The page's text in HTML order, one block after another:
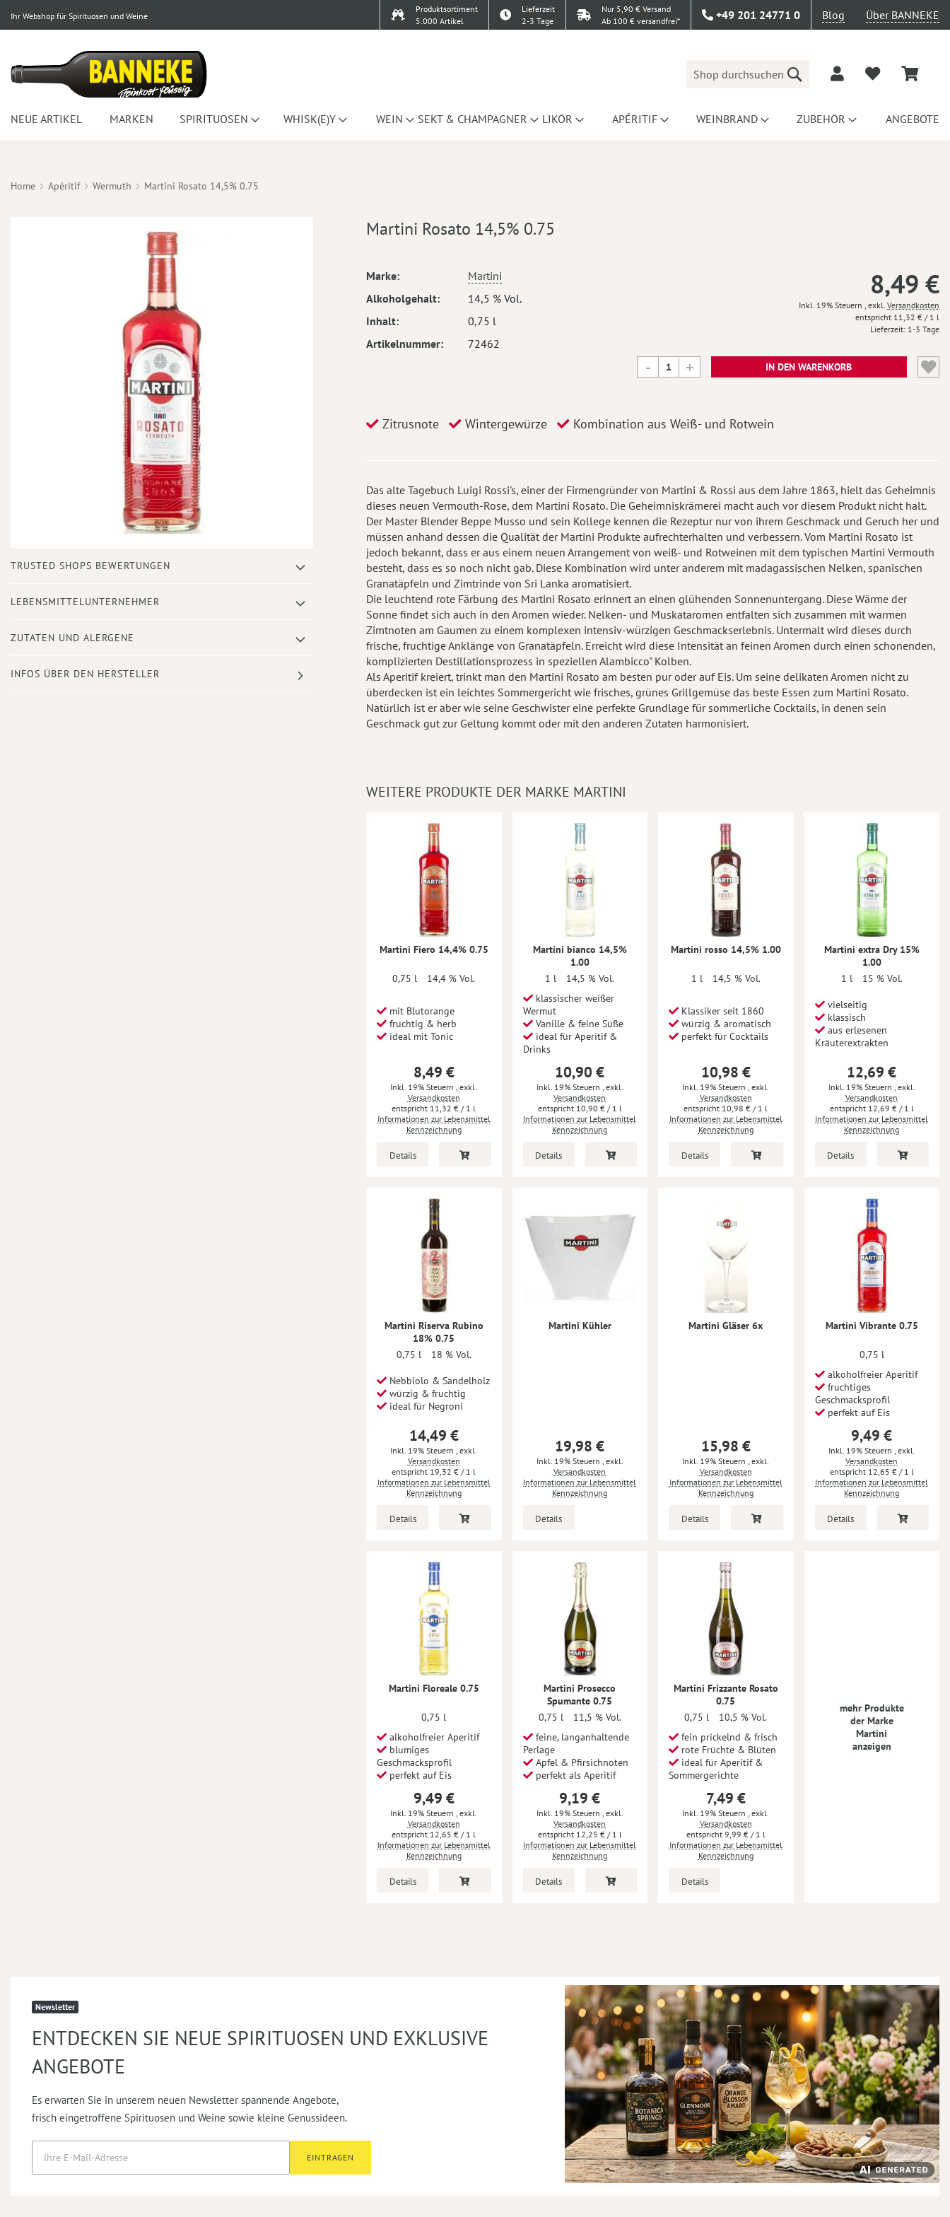
Ihr Webshop für Spirituosen und Weine
Produktsortiment
5.000 Artikel
Lieferzeit
2-3 Tage
Nur 5,90 € Versand
Ab 100 € versandfrei*
+49 201 24771 0 Blog Über BANNEKE
Suche
NEUE ARTIKEL MARKEN SPIRITUOSEN WHISK(E)Y WEIN SEKT & CHAMPAGNER LIKÖR APÉRITIF WEINBRAND ZUBEHÖR ANGEBOTE
Home Apéritif Wermuth Martini Rosato 14,5% 0.75
Anfang
Bildergalerie
TRUSTED SHOPS BEWERTUNGEN
LEBENSMITTELUNTERNEHMER
ZUTATEN UND ALERGENE
INFOS ÜBER DEN HERSTELLER
Martini Rosato 14,5% 0.75
Mehr
Marke
Martini
Alkoholgehalt
14,5 % Vol.
Inhalt
0,75 l
Artikelnummer
72462
8,49 €
Inkl. 19% Steuern , exkl. Versandkosten
11,32 € / 1 l
Lieferzeit 1-3 Tage
IN DEN WARENKORB
Zitrusnote Wintergewürze Kombination aus Weiß- und Rotwein
Das alte Tagebuch Luigi Rossi's, einer der Firmengründer von Martini & Rossi aus dem Jahre 1863, hielt das Geheimnis
dieses neuen Vermouth-Rose, dem Martini Rosato. Die Geheimniskrämerei macht auch vor diesem Produkt nicht halt.
Der Master Blender Beppe Musso und sein Kollege kennen die Rezeptur nur von ihrem Geschmack und Geruch her und
müssen anhand dessen die Qualität der Martini Produkte aufrechterhalten und verbessern. Vom Martini Rosato ist
jedoch bekannt, dass er aus einem neuen Arrangement von weiß- und Rotweinen mit dem typischen Martini Vermouth
besteht, dass es so noch nicht gab. Diese Kombination wird unter anderem mit madagassischen Nelken, spanischen
Granatäpfeln und Zimtrinde von Sri Lanka aromatisiert.
Die leuchtend rote Färbung des Martini Rosato erinnert an einen glühenden Sonnenuntergang. Diese Wärme der
Sonne findet sich auch in den Aromen wieder. Nelken- und Muskataromen entfalten sich zusammen mit warmen
Zimtnoten am Gaumen zu einem komplexen intensiv-würzigen Geschmackserlebnis. Untermalt wird dieses durch
frische, fruchtige Anklänge von Granatäpfeln. Erreicht wird diese Intensität an feinen Aromen durch einen schonenden,
komplizierten Destillationsprozess in speziellen Alambicco" Kolben.
Als Aperitif kreiert, trinkt man den Martini Rosato am besten pur oder auf Eis. Um seine delikaten Aromen nicht zu
überdecken ist ein leichtes Sommergericht wie frisches, grünes Grillgemüse das beste Essen zum Martini Rosato.
Natürlich ist er aber wie seine Geschwister eine perfekte Grundlage für sommerliche Cocktails, in denen sein
Geschmack gut zur Geltung kommt oder mit den anderen Zutaten harmonisiert.
WEITERE PRODUKTE DER MARKE MARTINI
Martini Fiero 14,4% 0.75
0,75 l 14,4 % Vol.
mit Blutorange
fruchtig & herb
ideal mit Tonic
8,49 €
Inkl. 19% Steuern, exkl.
Versandkosten
11,32 € / 1 l
Informationen zur Lebensmittel
Kennzeichnung
Details
Martini bianco 14,5%
1.00
1 l
14,5 % Vol.
klassischer weißer
Wermut
Vanille & feine Süße
ideal für Aperitif &
Drinks
10,90 €
Inkl. 19% Steuern , exkl.
Versandkosten
10,90 €/ 1 l
Informationen zur Lebensmittel
Kennzeichnung
Details
Martini rosso 14,5% 1.00
1 l 14,5 % Vol.
Klassiker seit 1860
würzig & aromatisch
perfekt für Cocktails
10,98 €
Inkl. 19% Steuern, exkl.
Versandkosten
10,98 € / 1 l
Informationen zur Lebensmittel
Kennzeichnung
Details
Martini extra Dry 15%
1.00
1 l
15 % Vol.
vielseitig
klassisch
aus erlesenen
Kräuterextrakten
12,69 €
Inkl. 19% Steuern , exkl.
Versandkosten
12,69 €/ 1 l
Informationen zur Lebensmittel
Kennzeichnung
Details
Martini Riserva Rubino
18% 0.75
0,75 l
18 % Vol.
Nebbiolo & Sandelholz
würzig & fruchtig
ideal für Negroni
14,49 €
Inkl. 19% Steuern
exkl.
Versandkosten
19,32 € / 1 l
Informationen zur Lebensmittel
Kennzeichnung
Details
Martini Kühler
19,98 €
Inkl. 19% Steuern exkl.
Versandkosten
Informationen zur Lebensmittel
Kennzeichnung
Details
Martini Gläser 6x
15,98 €
Inkl. 19% Steuern
exkl.
Versandkosten
Informationen zur Lebensmittel
Kennzeichnung
Details
Martini Vibrante 0.75
0,75 l
alkoholfreier Aperitif
fruchtiges
Geschmacksprofil
perfekt auf Eis
9,49 €
Inkl. 19% Steuern exkl.
Versandkosten
12,65 € / 1 l
Informationen zur Lebensmittel
Kennzeichnung
Details
Martini Floreale 0.75
0,75 l
alkoholfreier Aperitif
blumiges
Geschmacksprofil
perfekt auf Eis
9,49 €
Inkl. 19% Steuern, exkl.
Versandkosten
12,65 € / 1 l
Informationen zur Lebensmittel
Kennzeichnung
Details
Martini Prosecco
Spumante 0.75
0,75 l
11,5 % Vol.
feine, langanhaltende
Perlage
Apfel & Pfirsichnoten
perfekt als Aperitif
9,19 €
Inkl. 19% Steuern , exkl.
Versandkosten
12,25 €/ 1 l
Informationen zur Lebensmittel
Kennzeichnung
Details
Martini Frizzante Rosato
0.75
0,75 l
10,5 % Vol.
fein prickelnd & frisch
rote Früchte & Blüten
ideal für Aperitif &
Sommergerichte
7,49 €
Inkl. 19% Steuern, exkl.
Versandkosten
9,99 €/ 1 l
Informationen zur Lebensmittel
Kennzeichnung
Details
mehr Produkte
der Marke
Martini
anzeigen
Newsletter
ENTDECKEN SIE NEUE SPIRITUOSEN UND EXKLUSIVE
ANGEBOTE
Es erwarten Sie in unserem neuen Newsletter spannende Angebote,
frisch eingetroffene Spirituosen und Weine sowie kleine Genussideen.
EINTRAGEN